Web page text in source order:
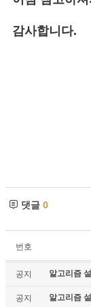
감사합니다.
댓글 0
번호
공지 알고리즘
공지 알고리즘